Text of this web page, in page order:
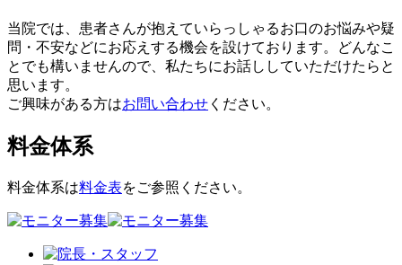
当院では、患者さんが抱えていらっしゃるお口のお悩みや疑
問・不安などにお応えする機会を設けております。どんなこ
とでも構いませんので、私たちにお話ししていただけたらと
思います。
ご興味がある方はお問い合わせ ください。
料金体系
料金体系は料金表をご参照ください。